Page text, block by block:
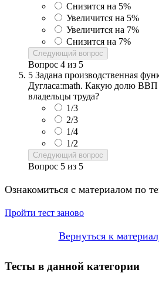
Снизится на 5%
Увеличится на 5%
Увеличится на 7%
Снизится на 7%
Следующий вопрос
Вопрос 4 из 5
5 Задана производственная
Дугласа:math. Какую долю ВВП
владельцы труда?
1/3
2/3
1/4
1/2
Следующий вопрос
Вопрос 5 из 5
Ознакомиться с материалом по
Пройти тест заново
Вернуться к
Тесты в данной категории